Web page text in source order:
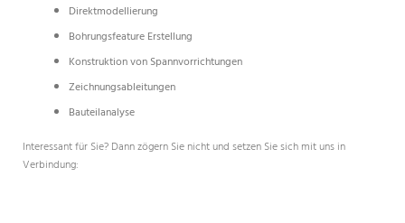
Direktmodellierung
Bohrungsfeature Erstellung
Konstruktion von Spannvorrichtungen
Zeichnungsableitungen
Bauteilanalyse
Interessant für Sie? Dann zögern Sie nicht und setzen Sie sich mit uns in
Verbindung: